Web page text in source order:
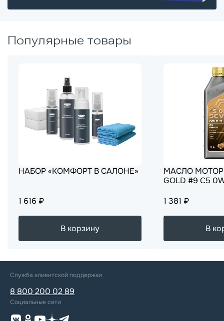
Популярные товары
НАБОР «КОМФОРТ В САЛОНЕ»
1 616 ₽
В корзину
МАСЛО
GOLD #9 C5
1 381 ₽
В
Служба клиентской поддержки
8 800 200 02 89
Социальные сети